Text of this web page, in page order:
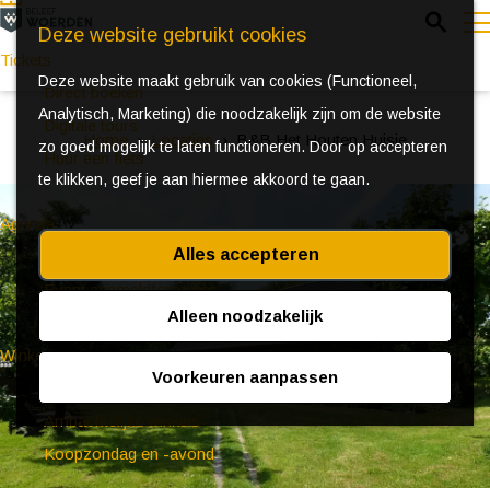
Deze website gebruikt cookies
Deze website maakt gebruik van cookies (Functioneel,
Analytisch, Marketing) die noodzakelijk zijn om de website
zo goed mogelijk te laten functioneren. Door op accepteren
te klikken, geef je aan hiermee akkoord te gaan.
Alles accepteren
Alleen noodzakelijk
Voorkeuren aanpassen
e
Tickets
Direct boeken
Digitale tours
Huur een fiets
Agenda
Ontdek Woerden in de zomer
Event aanmeldformulier
Winkelen
(Bijzondere) markten
Koopzondag en -avond
Home Locaties B&B Het Houten Huisje